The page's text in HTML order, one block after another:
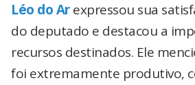
Léo do Arexpressou sua
do deputado e destacou a
recursos destinados. Ele
foi extremamente produtivo,